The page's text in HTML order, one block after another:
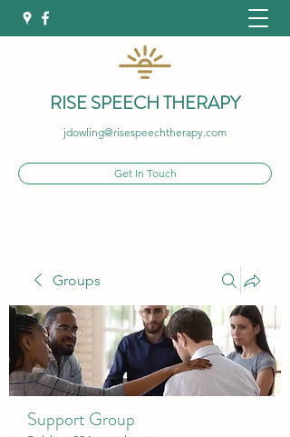
RISE SPEECH THERAPY
jdowling@risespeechtherapy.com
Get In Touch
Groups
Support Group